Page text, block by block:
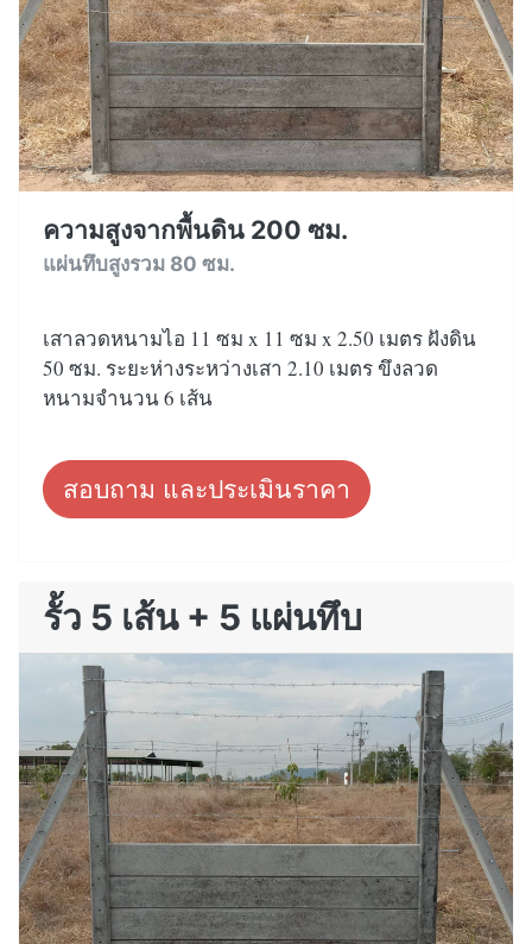
ความสูงจากพื้นดิน 200 ซม.
แผ่นทึบสูงรวม 80 ซม.
เสาลวดหนามไอ 11 ซม x 11 ซม x 2.50 เมตร ฝังดิน
50 ซม. ระยะห่างระหว่างเสา 2.10 เมตร ขึงลวด
หนามจำนวน 6 เส้น
สอบถาม และประเมินราคา
รั้ว 5 เส้น + 5 แผ่นทึบ